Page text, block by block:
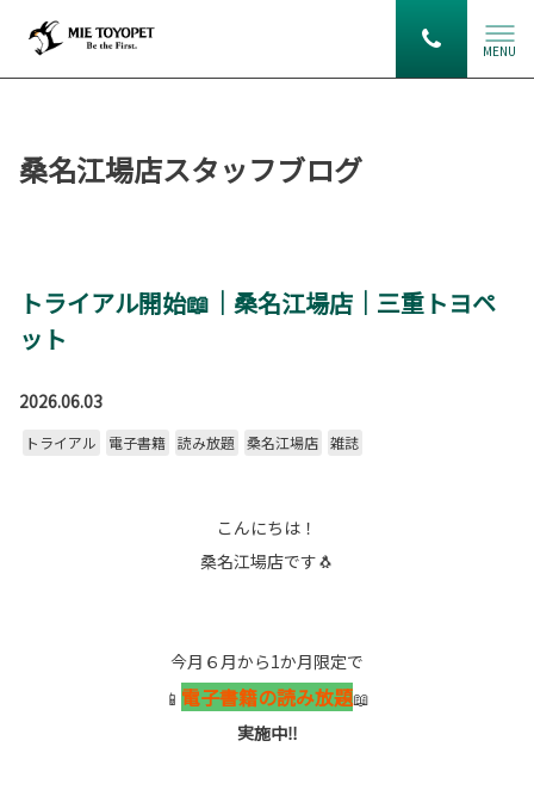
MENU
桑名江場店スタッフブログ
トライアル開始📖｜桑名江場店｜三重トヨペ
ット
2026.06.03
トライアル 電子書籍 読み放題 桑名江場店 雑誌
こんにちは！
桑名江場店です🐧
今月６月から1か月限定で
📱 電子書籍の読み放題📖
実施中‼